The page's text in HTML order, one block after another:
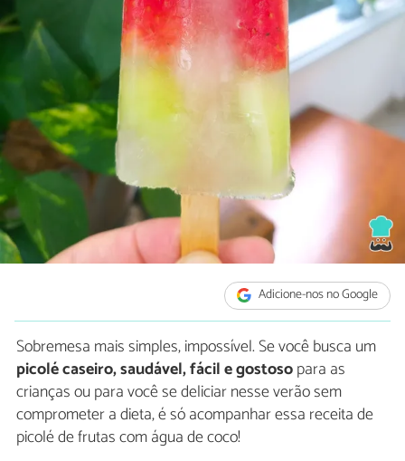
Adicione-nos no Google
Sobremesa mais simples, impossível. Se você busca um
picolé caseiro, saudável, fácil e gostosopara as
crianças ou para você se deliciar nesse verão sem
comprometer a dieta, é só acompanhar essa receita de
picolé de frutas com água de coco!